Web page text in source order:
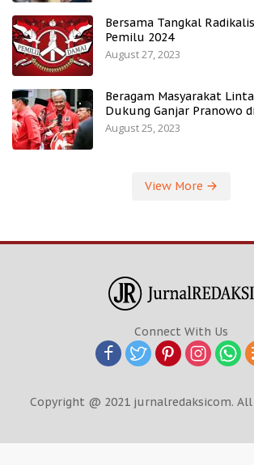
Bersama Tangkal
Pemilu 2024
August 27, 2023
Beragam Masyarakat
Dukung Ganjar Pranowo
August 25, 2023
View More
Connect With Us
Copyright @ 2021 jurnalredaksicom.